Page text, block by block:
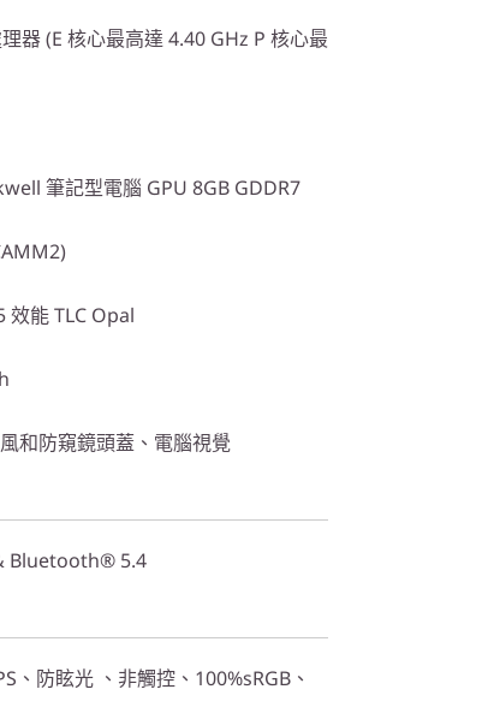
(E 核心最高達 4.40 GHz P 核心最
筆記型電腦 GPU 8GB GDDR7
效能 TLC Opal
和防窺鏡頭蓋、電腦視覺
Bluetooth® 5.4
、防眩光 、非觸控、100%sRGB、